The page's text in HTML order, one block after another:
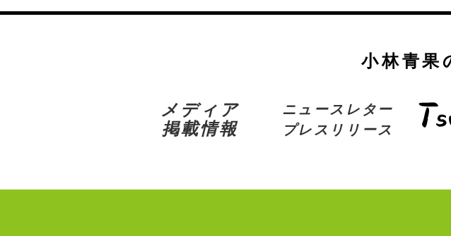
小林青果
メディア
掲載情報
ニュースレター
プレスリリース